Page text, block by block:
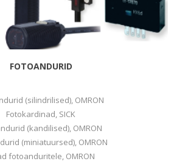
FOTOANDURID
(silindrilised), OMRON
Fotokardinad, SICK
(kandilised), OMRON
(miniatuursed), OMRON
fotoanduritele, OMRON